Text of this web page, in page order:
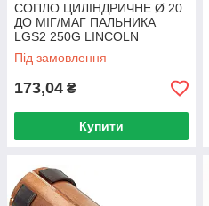
СОПЛО ЦИЛІНДРИЧНЕ Ø 20
ДО МІГ/МАГ ПАЛЬНИКА
LGS2 250G LINCOLN
ELECTRIC
Під замовлення
173,04 ₴
Купити